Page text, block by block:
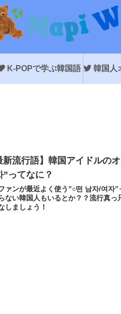
K-POPで学ぶ韓国語 韓国人オ
新流行語】韓国アイドルの
ってなに？
ァンが最近よく使う”○떤 남자/여자
ない韓国人もいるとか？？流行真っ
しましょう！